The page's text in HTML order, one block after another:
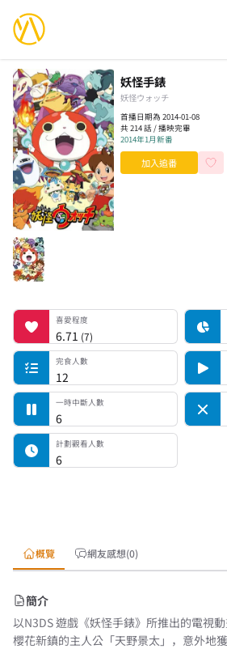
YourAnimes 你的動畫
妖怪手錶
妖怪ウォッチ
首播日期為 2014-01-08
共 214 話 / 播映完畢
2014年1月新番
加入追番
喜愛程度喜愛程度
6.71 (7)
記錄總人數
完食人數
完食人數
12
追番中人數
一時中斷人數
一時中斷人數
6
棄番人數
計劃觀看人數
計劃觀看人數
6
概覽 網友感想(0)
簡介
以N3DS 遊戲《妖怪手錶》所推出的電視
櫻花新鎮的主人公「天野景太」，意外地